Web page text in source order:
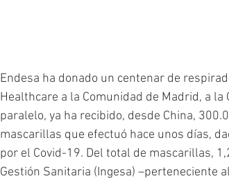
Endesa ha donado un centenar de
Healthcare a la Comunidad de Madrid, a
paralelo, ya ha recibido, desde China,
mascarillas que efectuó hace unos días,
por el Covid-19. Del total de mascarillas,
Gestión Sanitaria (Ingesa) –perteneciente